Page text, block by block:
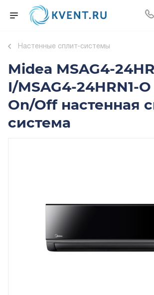
Настенные сплит-системы
Midea MSAG4-
I/MSAG4-24HRN1-
On/Off настенная
система